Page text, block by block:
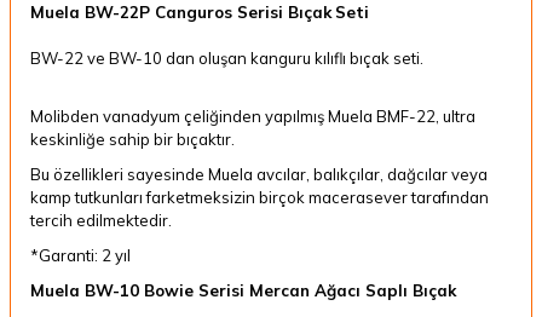
Muela BW-22P Canguros Serisi Bıçak Seti
BW-22 ve BW-10 dan oluşan kanguru kılıflı bıçak seti.
Molibden vanadyum çeliğinden yapılmış Muela BMF-22, ultra
keskinliğe sahip bir bıçaktır.
Bu özellikleri sayesinde Muela avcılar, balıkçılar, dağcılar veya
kamp tutkunları farketmeksizin birçok macerasever tarafından
tercih edilmektedir.
*Garanti: 2 yıl
Muela BW-10 Bowie Serisi Mercan Ağacı Saplı Bıçak